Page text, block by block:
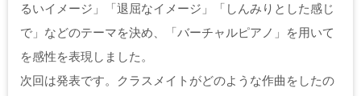
るいイメージ」「退屈なイメージ」「しんみりとした感じ
で」などのテーマを決め、「バーチャルピアノ」を用いて
を感性を表現しました。
次回は発表です。クラスメイトがどのような作曲をしたの